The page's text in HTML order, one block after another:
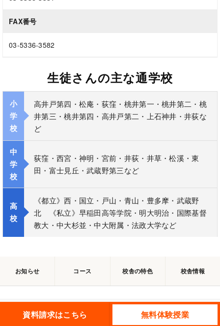
FAX番号
03-5336-3582
生徒さんの主な通学校
小
学
校
高井戸第四・松庵・荻窪・桃井第一・桃井第二・桃
井第三・桃井第四・高井戸第二・上石神井・井荻な
ど
中
学
校
荻窪・西宮・神明・宮前・井荻・井草・松溪・東
田・富士見丘・武蔵野第三など
高
校
《都立》西・国立・戸山・青山・豊多摩・武蔵野
北 《私立》早稲田高等学院・明大明治・国際基督
教大・中大杉並・中大附属・法政大学など
資料請求はこちら 無料体験授業
お知らせ コース 校舎の特色 校舎情報